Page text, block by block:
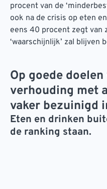
procent van de
ook na de crisis op eten
eens 40 procent zegt van
‘waarschijnlijk’ zal blijven
Op goede
verhouding met
vaker bezuinigd
Eten en drinken
de ranking staan.